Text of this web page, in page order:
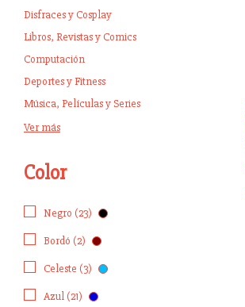
Disfraces y Cosplay
Libros, Revistas y Comics
Computación
Deportes y Fitness
Música, Películas y Series
Ver más
Color
Negro (23)
Bordó (2)
Celeste (3)
Azul (21)